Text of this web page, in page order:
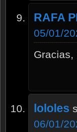
RAFA
05/01/
lololes
06/01/